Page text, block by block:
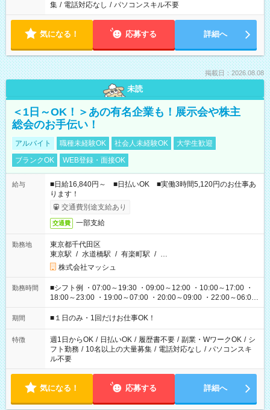
集 / 電話対応なし / パソコンスキル不要
気になる！ 応募する 詳細へ
掲載日：2026.08.08
未読
＜1日～OK！＞あの有名企業も！展示会や株主
総会のお手伝い！
アルバイト 職種未経験OK 社会人未経験OK
大学生歓迎
ブランクOK
WEB登録・面接OK
給与
■日給16,840円～ ■日払いOK ■実働3時間5,120円のお仕事あ
ります！
交通費別途支給あり
交通費 一部支給
勤務地
東京都千代田区
東京駅 / 水道橋駅 / 有楽町駅 / …
株式会社マッシュ
勤務時間
■シフト例 ・07:00～19:30 ・09:00～12:00 ・10:00～17:00 ・
18:00～23:00 ・19:00～07:00 ・20:00～09:00 ・22:00～06:00
etc ★最短で3時間で5,120円のお仕事から 15時間で2万円近く稼
げるお仕事も！ ご希望のお時間に合わせてご紹介！ ※シフトは
ください！
期間 ■１日のみ・1回だけお仕事OK！
特徴 週1日からOK / 日払いOK / 履歴書不要 / 副業・WワークOK / シ
フト勤務 / 10名以上の大量募集 / 電話対応なし / パソコンスキ
ル不要
気になる！ 応募する 詳細へ